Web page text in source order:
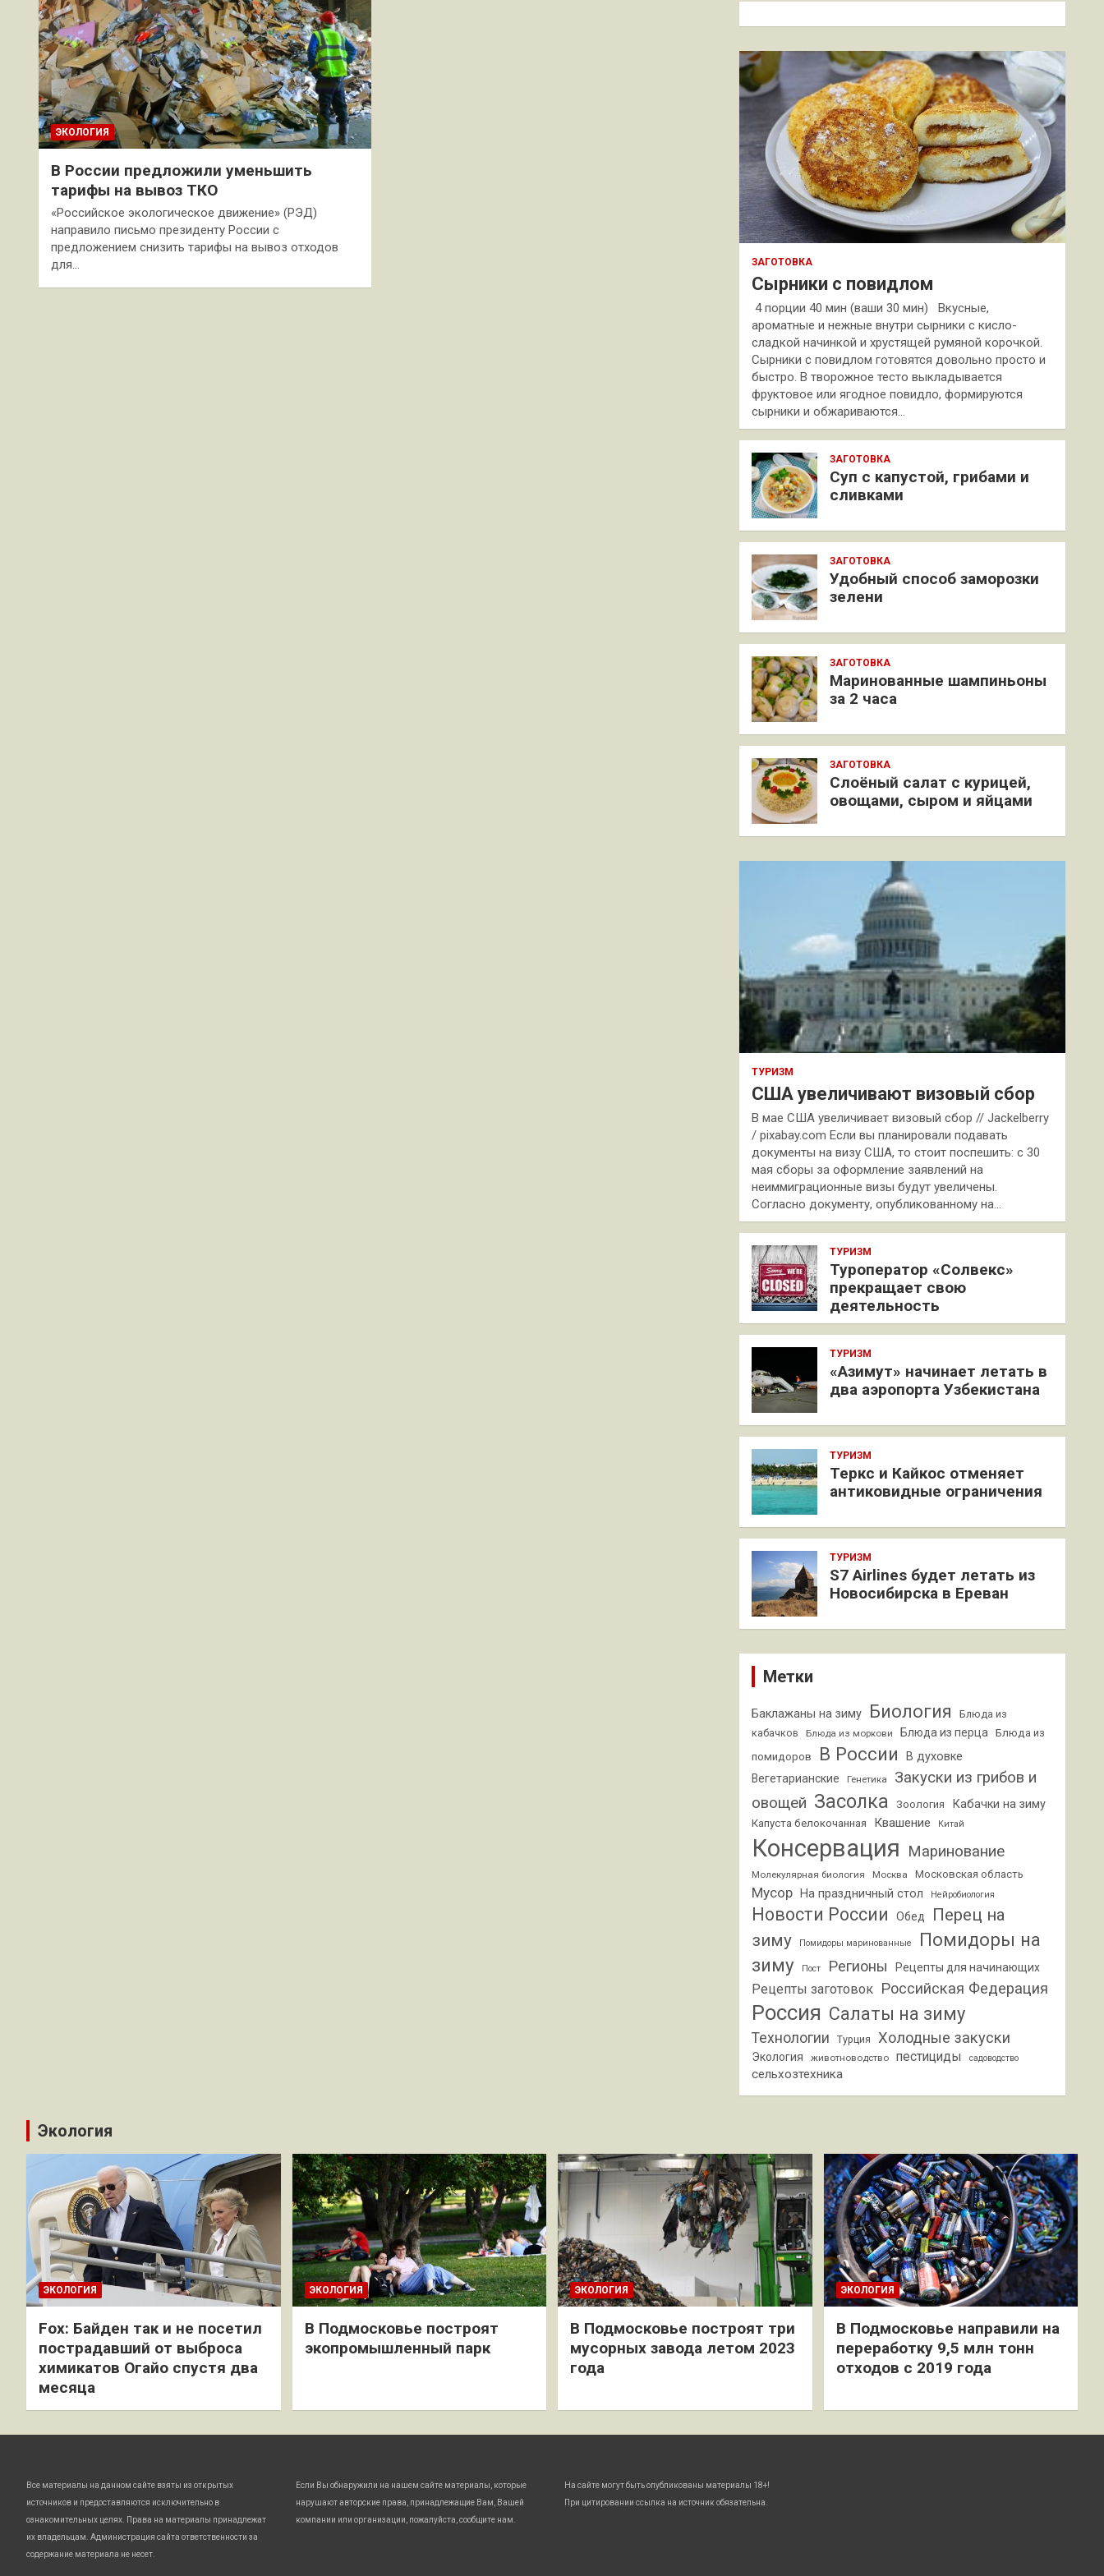
ЭКОЛОГИЯ
В России предложили уменьшить
тарифы на вывоз ТКО
«Российское экологическое движение» (РЭД)
направило письмо президенту России с
предложением снизить тарифы на вывоз отходов
для…
к
ЗАГОТОВКА
Сырники с повидлом
4 порции 40 мин (ваши 30 мин) Вкусные,
ароматные и нежные внутри сырники с кисло-
сладкой начинкой и хрустящей румяной корочкой.
Сырники с повидлом готовятся довольно просто и
быстро. В творожное тесто выкладывается
фруктовое или ягодное повидло, формируются
сырники и обжариваются…
ЗАГОТОВКА
Суп с капустой, грибами и
сливками
ЗАГОТОВКА
Удобный способ заморозки
зелени
ЗАГОТОВКА
Маринованные шампиньоны
за 2 часа
ЗАГОТОВКА
Слоёный салат с курицей,
овощами, сыром и яйцами
ТУРИЗМ
США увеличивают визовый сбор
В мае США увеличивает визовый сбор // Jackelberry
/ pixabay.com Если вы планировали подавать
документы на визу США, то стоит поспешить: с 30
мая сборы за оформление заявлений на
неиммиграционные визы будут увеличены.
Согласно документу, опубликованному на…
ТУРИЗМ
Туроператор «Солвекс»
прекращает свою
деятельность
ТУРИЗМ
«Азимут» начинает летать в
два аэропорта Узбекистана
ТУРИЗМ
Теркс и Кайкос отменяет
антиковидные ограничения
ТУРИЗМ
S7 Airlines будет летать из
Новосибирска в Ереван
Метки
Баклажаны на зиму Биология
Блюда из
кабачков
Блюда из моркови Блюда из перца
Блюда из
помидоров
В России В духовке
Вегетарианские Генетика
Закуски из грибов и
овощей Засолка Зоология Кабачки на зиму
Капуста белокочанная Квашение Китай
Консервация Маринование
Молекулярная биология Москва Московская область
Мусор На праздничный стол Нейробиология
Новости России Обед
Перец на
зиму
Помидоры маринованные
Помидоры на
зиму
Пост Регионы Рецепты для начинающих
Рецепты заготовок Российская Федерация
Россия Салаты на зиму
Технологии Турция Холодные закуски
Экология животноводство пестициды садоводство
сельхозтехника
Экология
ЭКОЛОГИЯ
Fox: Байден так и не посетил
пострадавший от выброса
химикатов Огайо спустя два
месяца
ЭКОЛОГИЯ
В Подмосковье построят
экопромышленный парк
ЭКОЛОГИЯ
В Подмосковье построят три
мусорных завода летом 2023
года
ЭКОЛОГИЯ
В Подмосковье направили на
переработку 9,5 млн тонн
отходов с 2019 года
Все материалы на данном сайте взяты из открытых
источников и предоставляются исключительно в
ознакомительных целях. Права на материалы принадлежат
их владельцам. Администрация сайта ответственности за
содержание материала не несет.
Если Вы обнаружили на нашем сайте материалы, которые
нарушают авторские права, принадлежащие Вам, Вашей
компании или организации, пожалуйста, сообщите нам.
На сайте могут быть опубликованы материалы 18+!
При цитировании ссылка на источник обязательна.